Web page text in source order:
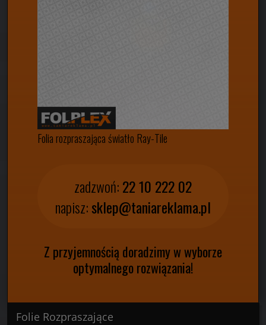
Folia rozpraszająca światło Ray-Tile
zadzwoń:22 10 222 02
napisz:sklep@taniareklama.pl
Z przyjemnością doradzimy w wyborze
optymalnego rozwiązania!
Folie Rozpraszające